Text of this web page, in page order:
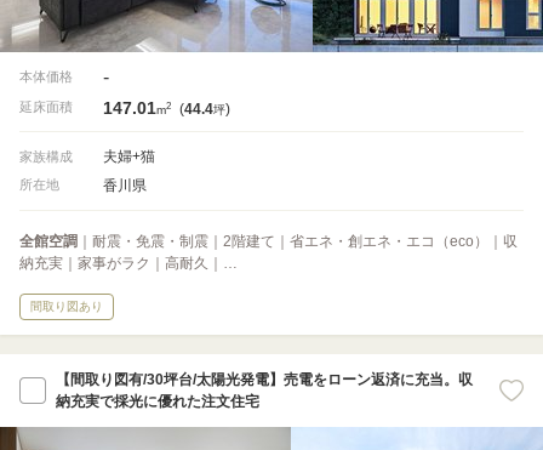
本体価格 -
延床面積 147.01m2 (44.4坪)
家族構成 夫婦+猫
所在地 香川県
全館空調 ｜耐震・免震・制震｜2階建て｜省エネ・創エネ・エコ（eco）｜収
納充実｜家事がラク｜高耐久｜…
間取り図あり
【間取り図有/30坪台/太陽光発電】売電をローン返済に充当。収
納充実で採光に優れた注文住宅